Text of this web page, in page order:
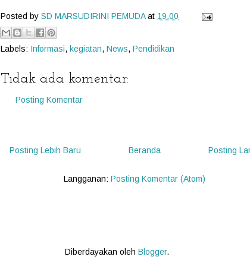
Posted by SD MARSUDIRINI PEMUDA at 19.00
Labels: Informasi, kegiatan, News, Pendidikan
Tidak ada komentar:
Posting Komentar
Posting Lebih Baru Posting
Beranda
Langganan: Posting Komentar (Atom)
Diberdayakan oleh Blogger.